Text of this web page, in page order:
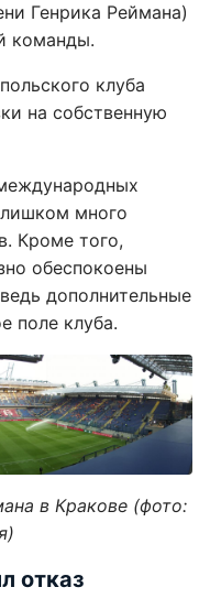
Генрика Реймана)
команды.
клуба
на собственную
много
Кроме того,
обеспокоены
дополнительные
поле клуба.
в Кракове (фото:
отказ